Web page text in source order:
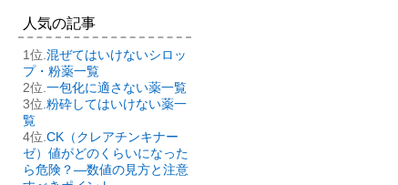
人気の記事
混ぜてはいけないシロッ
プ・粉薬一覧
一包化に適さない薬一覧
粉砕してはいけない薬一
覧
CK（クレアチンキナー
ゼ）値がどのくらいになった
ら危険？―数値の見方と注意